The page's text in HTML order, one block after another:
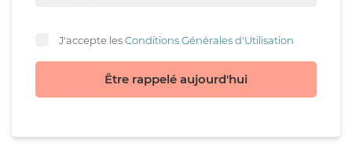
J'accepte lesConditions Générales d'Utilisation
Être rappelé aujourd'hui